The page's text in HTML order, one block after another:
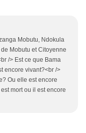
Mobutu, Ndokula
Mobutu et Citoyenne
/> Est ce que Bama
encore vivant?<br />
Ou elle est encore
mort ou il est encore